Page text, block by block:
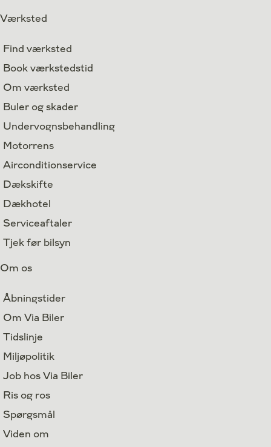
Værksted
Find værksted
Book værkstedstid
Om værksted
Buler og skader
Undervognsbehandling
Motorrens
Airconditionservice
Dækskifte
Dækhotel
Serviceaftaler
Tjek før bilsyn
Om os
Åbningstider
Om Via Biler
Tidslinje
Miljøpolitik
Job hos Via Biler
Ris og ros
Spørgsmål
Viden om